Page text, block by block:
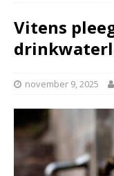
Vitens
november 9, 2025